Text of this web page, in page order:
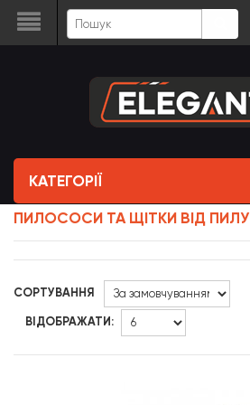
КАТЕГОРІЇ
ПИЛОСОСИ ТА ЩІТКИ ВІД ПИЛУ
СОРТУВАННЯ
ВІДОБРАЖАТИ: